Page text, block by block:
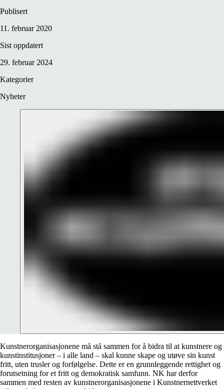
Publisert
11. februar 2020
Sist oppdatert
29. februar 2024
Kategorier
Nyheter
Kunstnerorganisasjonene må stå sammen for å bidra til at kunstnere og
kunstinstitusjoner – i alle land – skal kunne skape og utøve sin kunst
fritt, uten trusler og forfølgelse. Dette er en grunnleggende rettighet og
forutsetning for et fritt og demokratisk samfunn. NK har derfor
sammen med resten av kunstnerorganisasjonene i Kunstnernettverket